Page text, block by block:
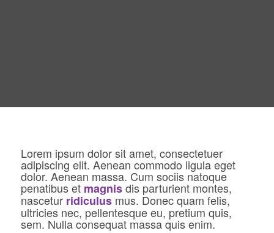
Lorem ipsum dolor sit amet, consectetuer
adipiscing elit. Aenean commodo ligula eget
dolor. Aenean massa. Cum sociis natoque
penatibus et magnisdis parturient montes,
nascetur ridiculusmus. Donec quam felis,
ultricies nec, pellentesque eu, pretium quis,
sem. Nulla consequat massa quis enim.